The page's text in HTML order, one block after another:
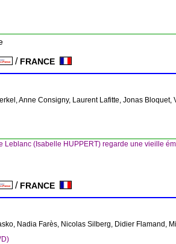
/ FRANCE
Anne Consigny, Laurent Lafitte, Jonas Bloquet,
Leblanc (Isabelle HUPPERT) regarde une vieille
/ FRANCE
Nadia Farès, Nicolas Silberg, Didier Flamand,